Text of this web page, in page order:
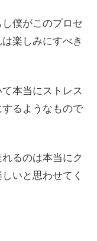
僕がこのプロセ
楽しみにすべき
本当にストレス
るようなもので
るのは本当にク
いと思わせてく